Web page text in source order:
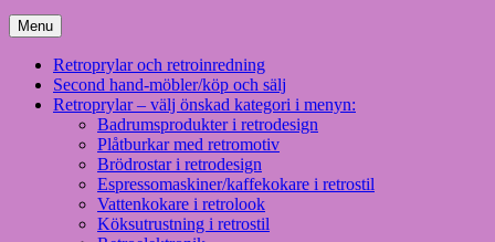
Menu
Retroprylar och retroinredning
Second hand-möbler/köp och sälj
Retroprylar – välj önskad kategori i menyn:
Badrumsprodukter i retrodesign
Plåtburkar med retromotiv
Brödrostar i retrodesign
Espressomaskiner/kaffekokare i retrostil
Vattenkokare i retrolook
Köksutrustning i retrostil